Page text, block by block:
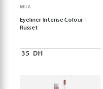
MUA
Eyeliner Intense Colour -
Russet
35 DH